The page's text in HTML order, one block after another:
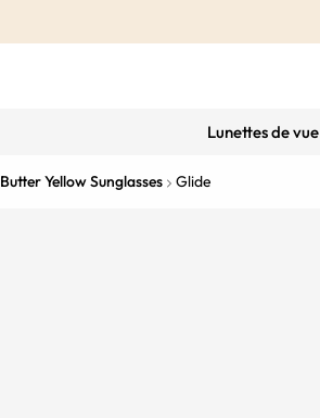
Lunettes de vue
Butter Yellow Sunglasses Glide